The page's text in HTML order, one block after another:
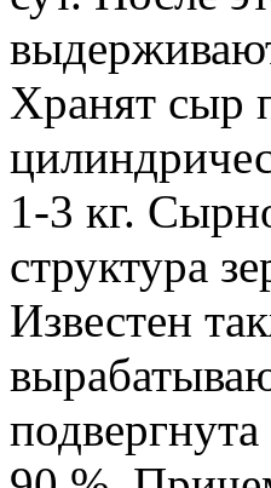
Хранят сыр
1-3 кг.
структура
Известен